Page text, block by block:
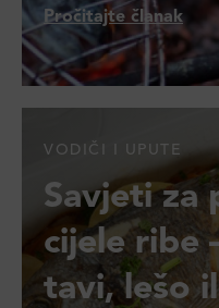
Pročitajte članak
VODIČI I UPUTE
Savjeti za
cijele ribe
tavi, lešo